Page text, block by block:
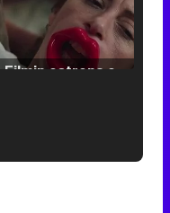
/